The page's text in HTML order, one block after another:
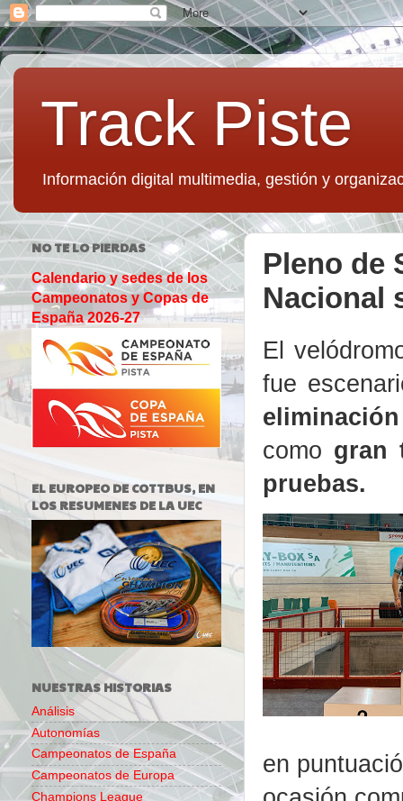
Track Piste
Información digital multimedia, gestión y
Pleno de
Nacional
El
fue
como gran
pruebas.
en
NO TE LO PIERDAS
Calendario y sedes de los
Campeonatos y Copas de
España 2026-27
EL EUROPEO DE COTTBUS, EN
LOS RESUMENES DE LA UEC
NUESTRAS HISTORIAS
Análisis
Autonomías
Campeonatos de España
Campeonatos de Europa
Champions League